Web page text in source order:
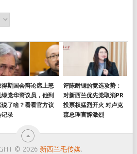
得斯国会辩论席上怒
绿党华裔议员，他到
说了啥？看看官方议
记录
评陈耐锶的竞选攻势：
对新西兰优先党取消PR
投票权猛烈开火 对卢克
森总理言辞激烈
© 2026 新西兰毛传媒.